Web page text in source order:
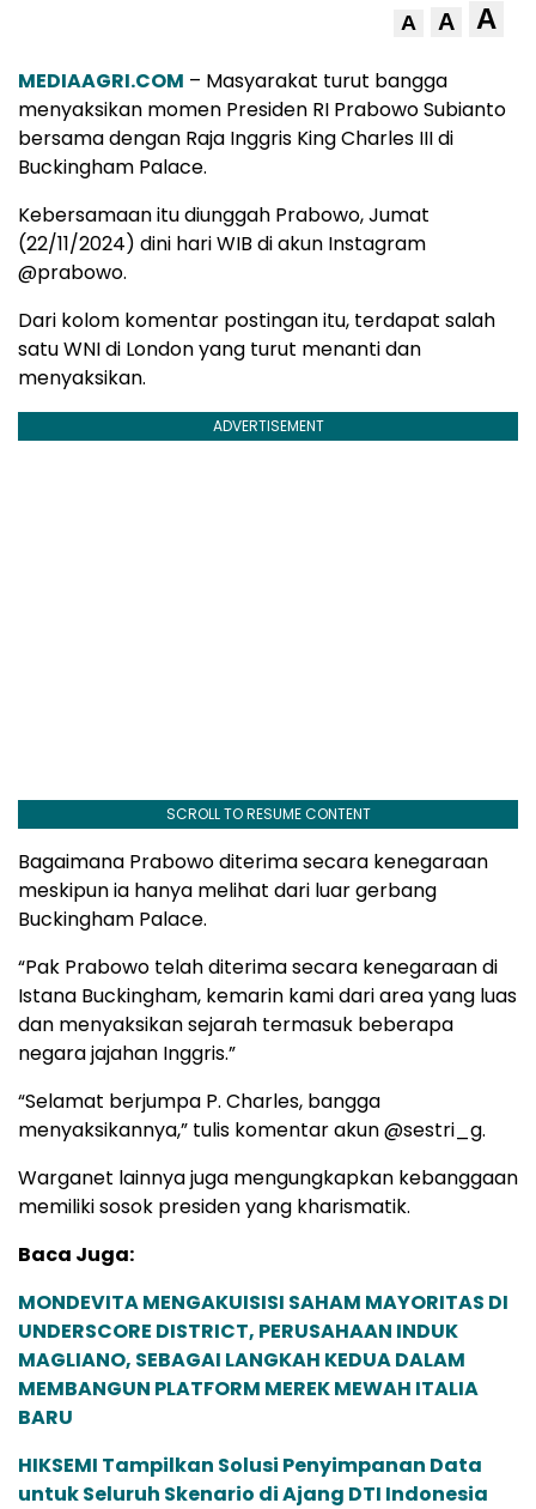
A A A
MEDIAAGRI.COM – Masyarakat turut bangga
menyaksikan momen Presiden RI Prabowo Subianto
bersama dengan Raja Inggris King Charles III di
Buckingham Palace.
Kebersamaan itu diunggah Prabowo, Jumat
(22/11/2024) dini hari WIB di akun Instagram
@prabowo.
Dari kolom komentar postingan itu, terdapat salah
satu WNI di London yang turut menanti dan
menyaksikan.
ADVERTISEMENT
SCROLL TO RESUME CONTENT
Bagaimana Prabowo diterima secara kenegaraan
meskipun ia hanya melihat dari luar gerbang
Buckingham Palace.
“Pak Prabowo telah diterima secara kenegaraan di
Istana Buckingham, kemarin kami dari area yang luas
dan menyaksikan sejarah termasuk beberapa
negara jajahan Inggris.”
“Selamat berjumpa P. Charles, bangga
menyaksikannya,” tulis komentar akun @sestri_g.
Warganet lainnya juga mengungkapkan kebanggaan
memiliki sosok presiden yang kharismatik.
Baca Juga:
MONDEVITA MENGAKUISISI SAHAM MAYORITAS DI
UNDERSCORE DISTRICT, PERUSAHAAN INDUK
MAGLIANO, SEBAGAI LANGKAH KEDUA DALAM
MEMBANGUN PLATFORM MEREK MEWAH ITALIA
BARU
HIKSEMI Tampilkan Solusi Penyimpanan Data
untuk Seluruh Skenario di Ajang DTI Indonesia